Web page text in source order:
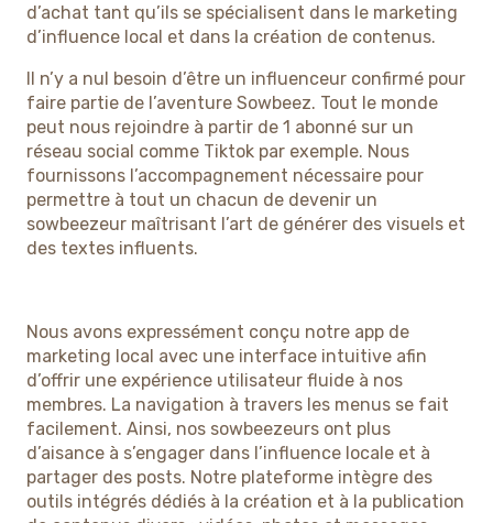
d’achat tant qu’ils se spécialisent dans le marketing
d’influence local et dans la création de contenus.
Il n’y a nul besoin d’être un influenceur confirmé pour
faire partie de l’aventure Sowbeez. Tout le monde
peut nous rejoindre à partir de 1 abonné sur un
réseau social comme Tiktok par exemple. Nous
fournissons l’accompagnement nécessaire pour
permettre à tout un chacun de devenir un
sowbeezeur maîtrisant l’art de générer des visuels et
des textes influents.
Nous avons expressément conçu notre app de
marketing local avec une interface intuitive afin
d’offrir une expérience utilisateur fluide à nos
membres. La navigation à travers les menus se fait
facilement. Ainsi, nos sowbeezeurs ont plus
d’aisance à s’engager dans l’influence locale et à
partager des posts. Notre plateforme intègre des
outils intégrés dédiés à la création et à la publication